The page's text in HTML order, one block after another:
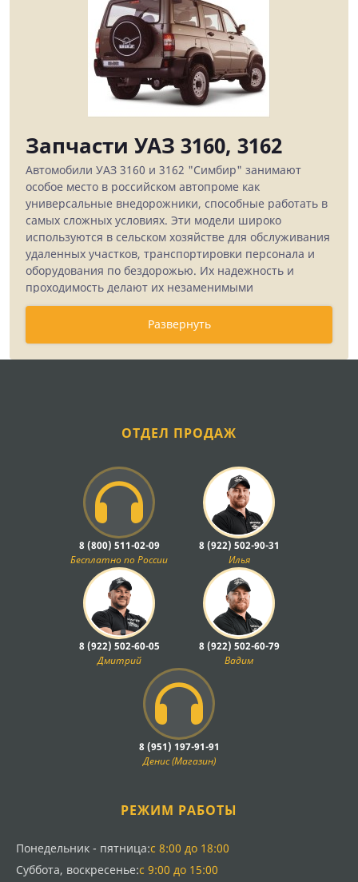
Запчасти УАЗ 3160, 3162
Автомобили УАЗ 3160 и 3162 "Симбир" занимают
особое место в российском автопроме как
универсальные внедорожники, способные работать в
самых сложных условиях. Эти модели широко
используются в сельском хозяйстве для обслуживания
удаленных участков, транспортировки персонала и
оборудования по бездорожью. Их надежность и
проходимость делают их незаменимыми
помощниками фермерских хозяйств и
позициями, что позволяет оперативно решать
Двигатель и система питания
Силовые агрегаты УАЗ 3160 и 3162 требуют особого
внимания при эксплуатации в условиях повышенной
запыленности и переменных нагрузок. В нашем
ассортименте представлены все необходимые
компоненты для поддержания двигателя в исправном
состоянии: поршневые группы, прокладки, сальники,
элементы системы охлаждения и топливоподачи.
Особое внимание уделяем качеству фильтрующих
элементов - воздушных, масляных и топливных
фильтров, которые в условиях сельскохозяйственного
использования испытывают повышенные нагрузки.
Своевременная замена этих расходных материалов
существенно продлевает ресурс двигателя УАЗ.
Трансмиссия УАЗ 3160 и 3162 спроектирована для
обслуживание критически важно для надежности. Мы
поставляем комплектующие для коробки передач,
Развернуть
ОТДЕЛ ПРОДАЖ
8 (800) 511-02-09
Бесплатно по России
8 (922) 502-90-31
Илья
8 (922) 502-60-05
Дмитрий
8 (922) 502-60-79
Вадим
8 (951) 197-91-91
Денис (Магазин)
РЕЖИМ РАБОТЫ
Понедельник - пятница:с 8:00 до 18:00
Суббота, воскресенье:с 9:00 до 15:00